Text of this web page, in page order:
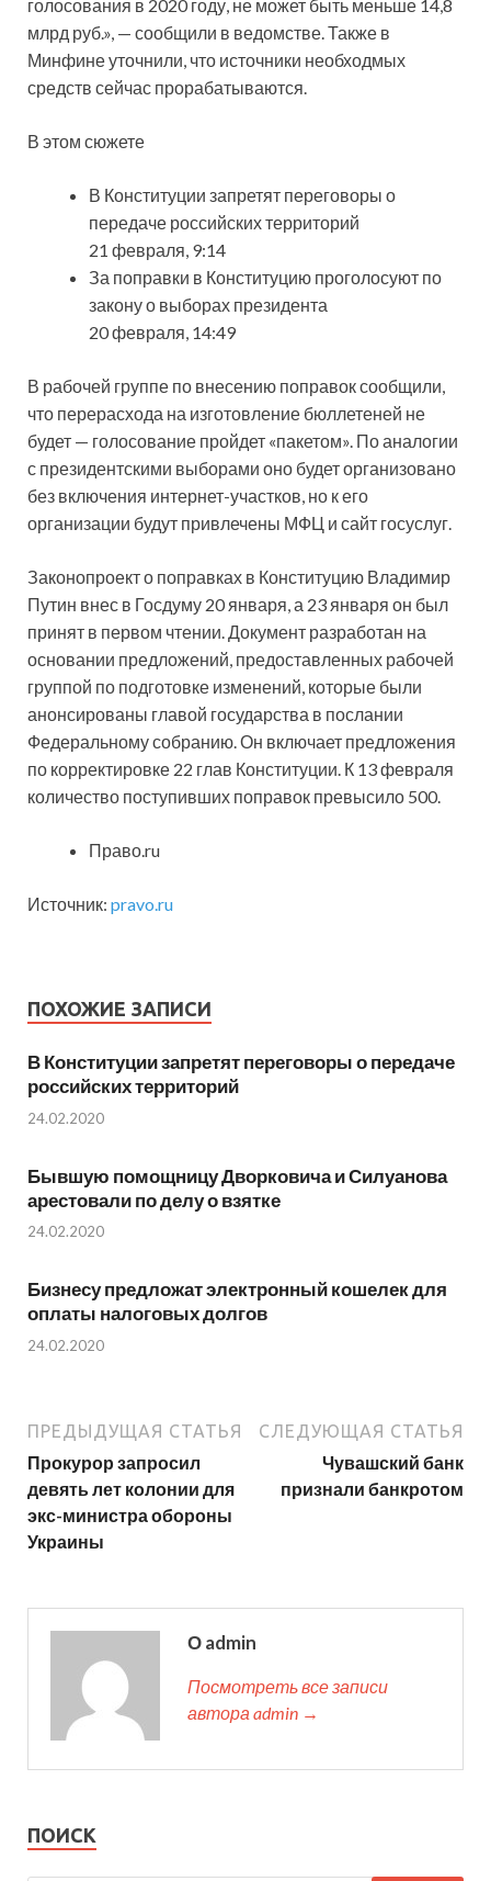
голосования в 2020 году, не может быть меньше 14,8
млрд руб.», — сообщили в ведомстве. Также в
Минфине уточнили, что источники необходмых
средств сейчас прорабатываются.
В этом сюжете
В Конституции запретят переговоры о
передаче российских территорий
21 февраля, 9:14
За поправки в Конституцию проголосуют по
закону о выборах президента
20 февраля, 14:49
В рабочей группе по внесению поправок сообщили,
что перерасхода на изготовление бюллетеней не
будет — голосование пройдет «пакетом». По аналогии
с президентскими выборами оно будет организовано
без включения интернет-участков, но к его
организации будут привлечены МФЦ и сайт госуслуг.
Законопроект о поправках в Конституцию Владимир
Путин внес в Госдуму 20 января, а 23 января он был
принят в первом чтении. Документ разработан на
основании предложений, предоставленных рабочей
группой по подготовке изменений, которые были
анонсированы главой государства в послании
Федеральному собранию. Он включает предложения
по корректировке 22 глав Конституции. К 13 февраля
количество поступивших поправок превысило 500.
Право.ru
Источник: pravo.ru
ПОХОЖИЕ ЗАПИСИ
В Конституции запретят переговоры о передаче
российских территорий
24.02.2020
Бывшую помощницу Дворковича и Силуанова
арестовали по делу о взятке
24.02.2020
Бизнесу предложат электронный кошелек для
оплаты налоговых долгов
24.02.2020
ПРЕДЫДУЩАЯ СТАТЬЯ
Прокурор запросил
девять лет колонии для
экс-министра обороны
Украины
СЛЕДУЮЩАЯ СТАТЬЯ
Чувашский банк
признали банкротом
О admin
Посмотреть все записи
автора admin →
ПОИСК